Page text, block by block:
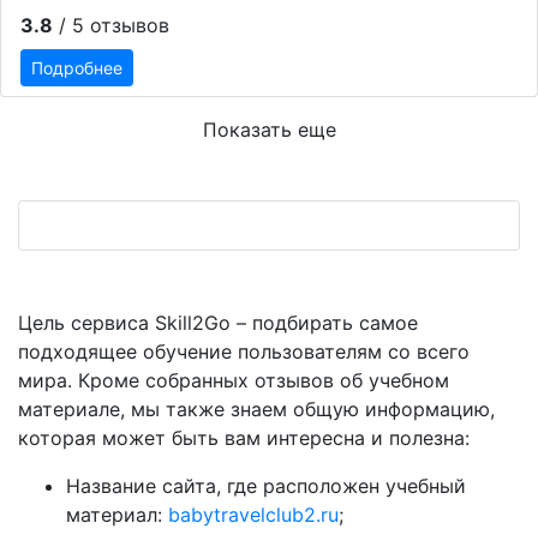
3.8 / 5 отзывов
Подробнее
Показать еще
Цель сервиса Skill2Go – подбирать самое
подходящее обучение пользователям со всего
мира. Кроме собранных отзывов об учебном
материале, мы также знаем общую информацию,
которая может быть вам интересна и полезна:
Название сайта, где расположен учебный
материал: babytravelclub2.ru;